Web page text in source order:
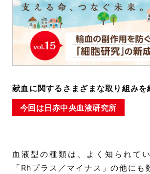
献血に関するさまざまな取り組みを
今回は日赤中央血液研究所
血液型の種類は、よく知られて
「Rhプラス／マイナス」の他にも